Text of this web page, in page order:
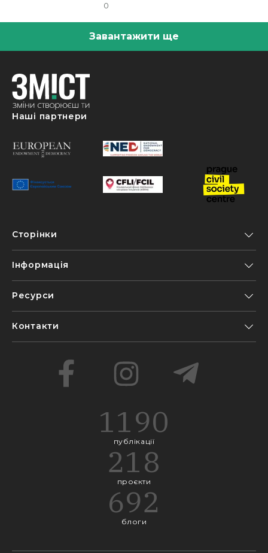
0
Завантажити ще
Наші партнери
Сторінки
Інформація
Ресурси
Контакти
1190
публікації
218
проєкти
692
блоги